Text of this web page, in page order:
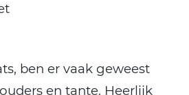
ben er vaak geweest
en tante. Heerlijk